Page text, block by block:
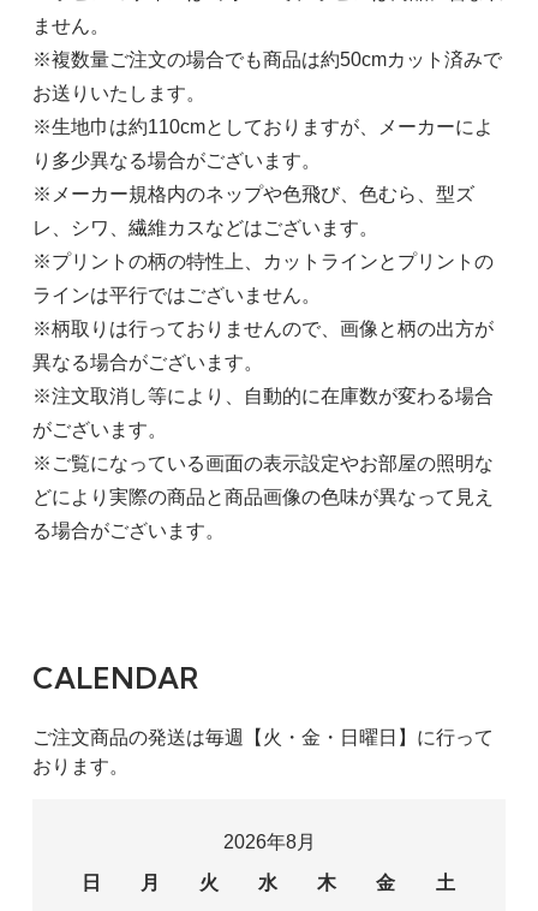
ません。
※複数量ご注文の場合でも商品は約50cmカット済みで
お送りいたします。
※生地巾は約110cmとしておりますが、メーカーによ
り多少異なる場合がございます。
※メーカー規格内のネップや色飛び、色むら、型ズ
レ、シワ、繊維カスなどはございます。
※プリントの柄の特性上、カットラインとプリントの
ラインは平行ではございません。
※柄取りは行っておりませんので、画像と柄の出方が
異なる場合がございます。
※注文取消し等により、自動的に在庫数が変わる場合
がございます。
※ご覧になっている画面の表示設定やお部屋の照明な
どにより実際の商品と商品画像の色味が異なって見え
る場合がございます。
CALENDAR
ご注文商品の発送は毎週【火・金・日曜日】に行って
おります。
2026年8月
日
月 火 水 木 金 土